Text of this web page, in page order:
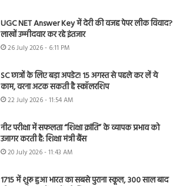
UGC NET Answer Key में देरी की वजह पेपर लीक विवाद?
लाखों उम्मीदवार कर रहे इंतजार
26 July 2026 - 6:11 PM
SC छात्रों के लिए बड़ा अपडेट! 15 अगस्त से पहले कर लें ये
काम, वरना अटक सकती है स्कॉलरशिप
22 July 2026 - 11:54 AM
नीट परीक्षा में सफलता “शिक्षा क्रांति” के व्यापक प्रभाव को
उजागर करती है: शिक्षा मंत्री बैंस
20 July 2026 - 11:43 AM
1715 में शुरू हुआ भारत का सबसे पुराना स्कूल, 300 साल बाद